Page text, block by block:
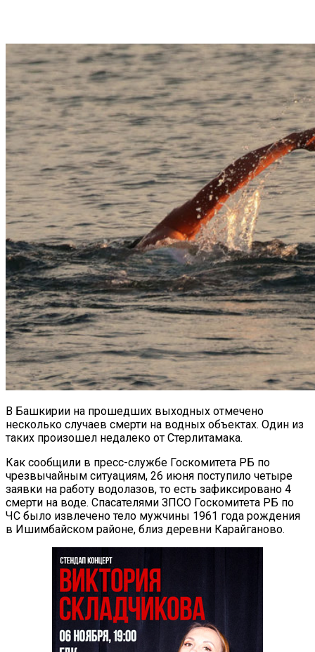
В Башкирии на прошедших выходных отмечено
несколько случаев смерти на водных объектах. Один из
таких произошел недалеко от Стерлитамака.
Как сообщили в пресс-службе Госкомитета РБ по
чрезвычайным ситуациям, 26 июня поступило четыре
заявки на работу водолазов, то есть зафиксировано 4
смерти на воде. Спасателями ЗПСО Госкомитета РБ по
ЧС было извлечено тело мужчины 1961 года рождения
в Ишимбайском районе, близ деревни Карайганово.